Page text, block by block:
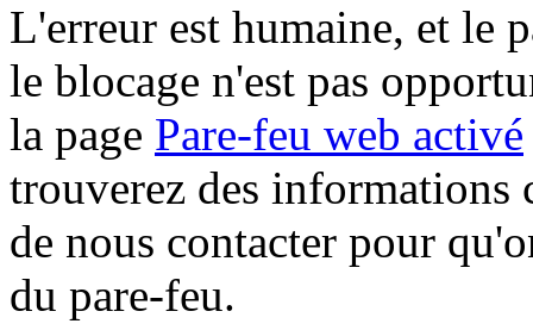
L'erreur est humaine, et le
le blocage n'est pas
la page Pare-feu web activé
trouverez des informations
de nous contacter pour
du pare-feu.